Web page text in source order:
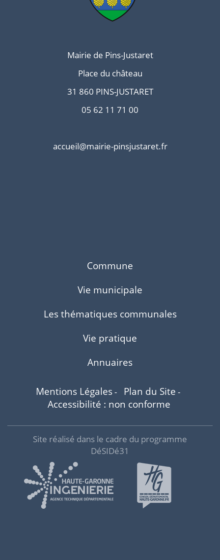
Mairie de Pins-Justaret
Place du château
31 860 PINS-JUSTARET
05 62 11 71 00
accueil@mairie-pinsjustaret.fr
Commune
Vie municipale
Les thématiques communales
Vie pratique
Annuaires
Mentions Légales- Plan du Site -
Accessibilité : non conforme
Site réalisé dans le cadre du programme
DéSIDé31